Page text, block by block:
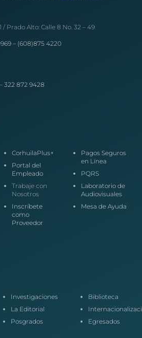
/ Prado Alto: Calle 8 No. 32 – 49
– (608)875 4220
– 322 872 9428
CorhuilaPlus+
Portal del
Empleado
Trabaje con
Nosotros
Inscríbete
como
Proveedor
Pagos Seguros
en Línea
PQRS
Laboratorio de
Audiovisuales
Mesa de Ayuda
Investigaciones
La Editorial
Posgrados
Biblioteca
Egresados